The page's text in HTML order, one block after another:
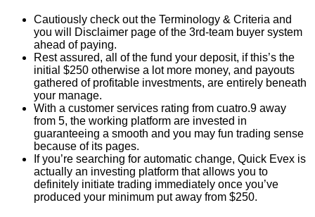
Cautiously check out the Terminology & Criteria and
you will Disclaimer page of the 3rd-team buyer system
ahead of paying.
Rest assured, all of the fund your deposit, if this’s the
initial $250 otherwise a lot more money, and payouts
gathered of profitable investments, are entirely beneath
your manage.
With a customer services rating from cuatro.9 away
from 5, the working platform are invested in
guaranteeing a smooth and you may fun trading sense
because of its pages.
If you’re searching for automatic change, Quick Evex is
actually an investing platform that allows you to
definitely initiate trading immediately once you’ve
produced your minimum put away from $250.